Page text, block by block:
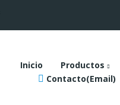
Inicio Productos
Contacto(email)